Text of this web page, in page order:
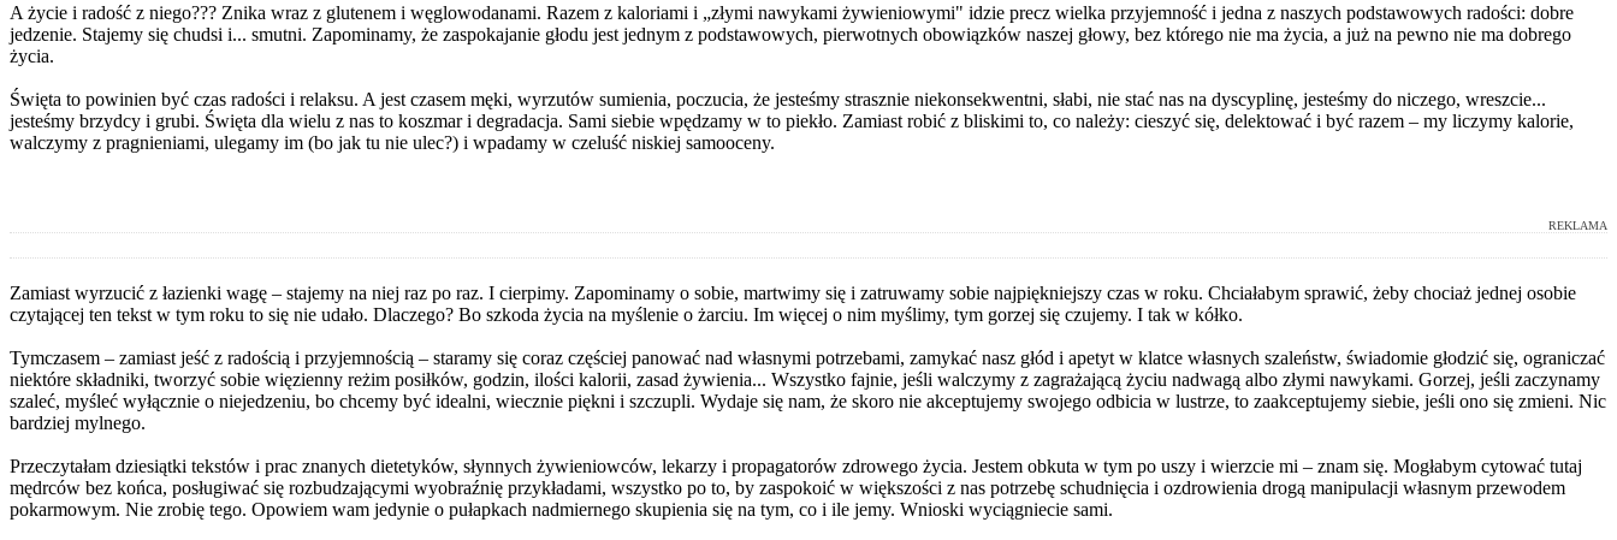
A życie i radość z niego??? Znika wraz z glutenem i węglowodanami. Razem z kaloriami i „złymi nawykami żywieniowymi" idzie precz wielka przyjemność i jedna z naszych podstawowych radości: dobre
jedzenie. Stajemy się chudsi i... smutni. Zapominamy, że zaspokajanie głodu jest jednym z podstawowych, pierwotnych obowiązków naszej głowy, bez którego nie ma życia, a już na pewno nie ma dobrego
życia.
Święta to powinien być czas radości i relaksu. A jest czasem męki, wyrzutów sumienia, poczucia, że jesteśmy strasznie niekonsekwentni, słabi, nie stać nas na dyscyplinę, jesteśmy do niczego, wreszcie...
jesteśmy brzydcy i grubi. Święta dla wielu z nas to koszmar i degradacja. Sami siebie wpędzamy w to piekło. Zamiast robić z bliskimi to, co należy: cieszyć się, delektować i być razem – my liczymy kalorie,
walczymy z pragnieniami, ulegamy im (bo jak tu nie ulec?) i wpadamy w czeluść niskiej samooceny.
REKLAMA
Zamiast wyrzucić z łazienki wagę – stajemy na niej raz po raz. I cierpimy. Zapominamy o sobie, martwimy się i zatruwamy sobie najpiękniejszy czas w roku. Chciałabym sprawić, żeby chociaż jednej osobie
czytającej ten tekst w tym roku to się nie udało. Dlaczego? Bo szkoda życia na myślenie o żarciu. Im więcej o nim myślimy, tym gorzej się czujemy. I tak w kółko.
Tymczasem – zamiast jeść z radością i przyjemnością – staramy się coraz częściej panować nad własnymi potrzebami, zamykać nasz głód i apetyt w klatce własnych szaleństw, świadomie głodzić się, ograniczać
niektóre składniki, tworzyć sobie więzienny reżim posiłków, godzin, ilości kalorii, zasad żywienia... Wszystko fajnie, jeśli walczymy z zagrażającą życiu nadwagą albo złymi nawykami. Gorzej, jeśli zaczynamy
szaleć, myśleć wyłącznie o niejedzeniu, bo chcemy być idealni, wiecznie piękni i szczupli. Wydaje się nam, że skoro nie akceptujemy swojego odbicia w lustrze, to zaakceptujemy siebie, jeśli ono się zmieni. Nic
bardziej mylnego.
Przeczytałam dziesiątki tekstów i prac znanych dietetyków, słynnych żywieniowców, lekarzy i propagatorów zdrowego życia. Jestem obkuta w tym po uszy i wierzcie mi – znam się. Mogłabym cytować tutaj
mędrców bez końca, posługiwać się rozbudzającymi wyobraźnię przykładami, wszystko po to, by zaspokoić w większości z nas potrzebę schudnięcia i ozdrowienia drogą manipulacji własnym przewodem
pokarmowym. Nie zrobię tego. Opowiem wam jedynie o pułapkach nadmiernego skupienia się na tym, co i ile jemy. Wnioski wyciągniecie sami.